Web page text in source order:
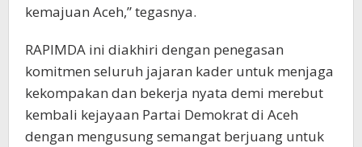
kemajuan Aceh,” tegasnya.
RAPIMDA ini diakhiri dengan penegasan
komitmen seluruh jajaran kader untuk menjaga
kekompakan dan bekerja nyata demi merebut
kembali kejayaan Partai Demokrat di Aceh
dengan mengusung semangat berjuang untuk